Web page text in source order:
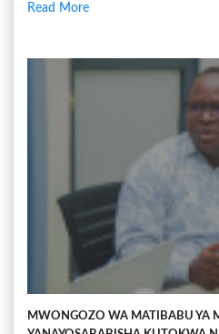
Read More
MWONGOZO WA MATIBABU YA